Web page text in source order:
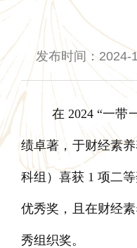
发布时间：
在 2024 “一带
绩卓著，于财经素
科组）喜获 1 项二
优秀奖，且在财经
秀组织奖。